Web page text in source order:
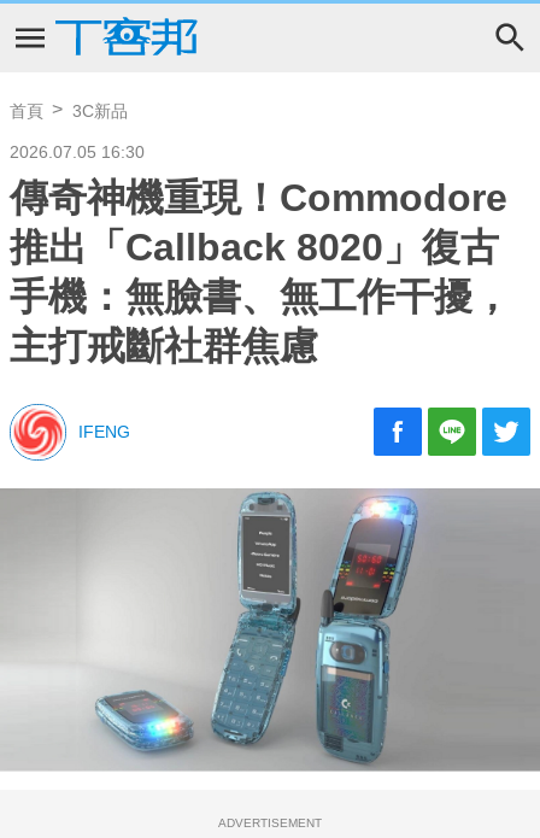
首頁 3C新品
2026.07.05 16:30
傳奇神機重現！Commodore
推出「Callback 8020」復古
手機：無臉書、無工作干擾，
主打戒斷社群焦慮
IFENG
ADVERTISEMENT